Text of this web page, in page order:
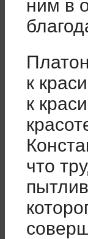
ним в
к
к
что